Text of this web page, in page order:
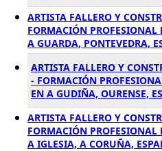
ARTISTA FALLERO Y
FORMACIÓN PROFESIONAL
A GUARDA, PONTEVEDRA,
ARTISTA FALLERO Y
- FORMACIÓN
EN A GUDIÑA, OURENSE,
ARTISTA FALLERO Y
FORMACIÓN PROFESIONAL
A IGLESIA, A CORUÑA,